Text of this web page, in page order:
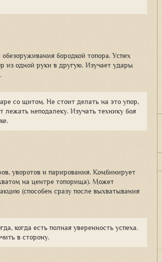
бородкой топора. Успех
из одной руки в другую. Изучает удары
со щитом. Не стоит делать на это упор,
лежать неподалеку. Изучать технику боя
уворотов и парирования. Комбинирует
на центре топорища). Может
(способен сразу после выхватывания
когда есть полная уверенность успеха.
в сторону.